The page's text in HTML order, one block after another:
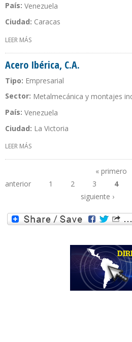
País: Venezuela
Ciudad: Caracas
LEER MÁS
Acero Ibérica, C.A.
Tipo: Empresarial
Sector: Metalmecánica y montajes
País: Venezuela
Ciudad: La Victoria
LEER MÁS
Páginas
« primero
anterior
1 2 3 4
siguiente ›